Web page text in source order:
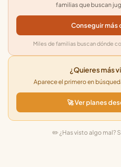
familias que buscan
Conseguir más
Miles de familias buscan dónde
¿Quieres más
Aparece el primero en
🚀 Ver planes
✏️ ¿Has visto algo mal?